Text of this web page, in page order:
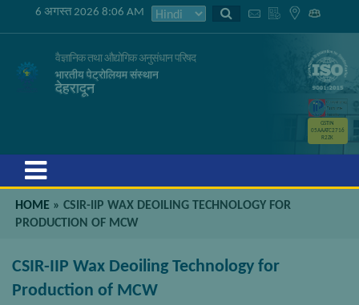
6 अगस्त 2026 8:06 AM
वैज्ञानिक तथा औद्योगिक अनुसंधान परिषद
भारतीय पेट्रोलियम संस्थान
देहरादून
GSTIN
05AAATC2716
R2ZK
HOME »CSIR-IIP WAX DEOILING TECHNOLOGY FOR
PRODUCTION OF MCW
CSIR-IIP Wax Deoiling Technology for
Production of MCW